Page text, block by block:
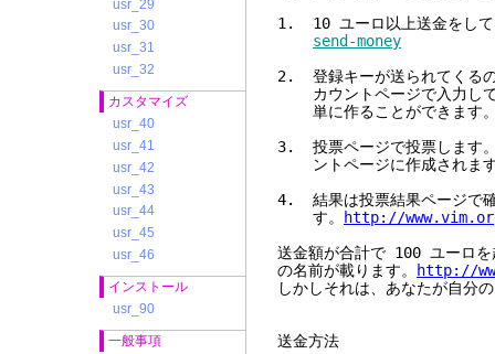
usr_29
usr_30
usr_31
usr_32
カスタマイズ
usr_40
usr_41
usr_42
usr_43
usr_44
usr_45
usr_46
インストール
usr_90
一般事項
1. 10 ユーロ以上送金をして
send-money
2. 登録キーが送られてくる
カウントページで入力して
単に作ることができます
3. 投票ページで投票します。
ントページに作成されます
4. 結果は投票結果ページで確
す。
http://
送金額が合計で 100 ユーロ
の名前が載ります。
http://
しかしそれは、あなたが自分
送